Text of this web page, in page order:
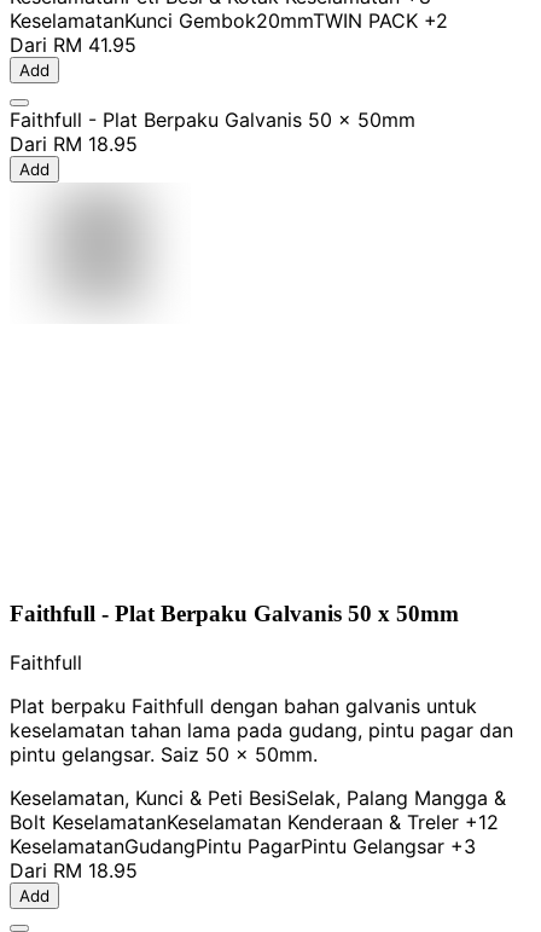
KeselamatanKunci Gembok20mmTWIN PACK +2
Dari RM 41.95
Add
Faithfull - Plat Berpaku Galvanis 50 x 50mm
Dari RM 18.95
Add
Faithfull - Plat Berpaku Galvanis 50 x 50mm
Faithfull
Plat berpaku Faithfull dengan bahan galvanis untuk
keselamatan tahan lama pada gudang, pintu pagar dan
pintu gelangsar. Saiz 50 x 50mm.
Keselamatan, Kunci & Peti BesiSelak, Palang Mangga &
Bolt KeselamatanKeselamatan Kenderaan & Treler +12
KeselamatanGudangPintu PagarPintu Gelangsar +3
Dari RM 18.95
Add